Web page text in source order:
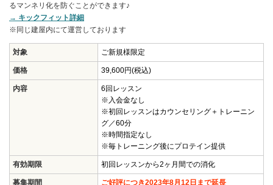
るマンネリ化を防ぐことができます♪
→ キックフィット詳細
※同じ建屋内にて運営しております
対象 ご新規様限定
価格 39,600円(税込)
内容
6回レッスン
※入会金なし
※初回レッスンはカウンセリング＋トレーニン
グ／60分
※時間指定なし
※毎トレーニング後にプロテイン提供
有効期限 初回レッスンから2ヶ月間での消化
募集期間 ご好評につき2023年8月12日まで延長